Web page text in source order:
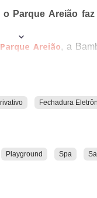
Parque Areião
Areião, a
desta região
representa.
3 suítes,
você precisa.
Fechadura
Playground Spa